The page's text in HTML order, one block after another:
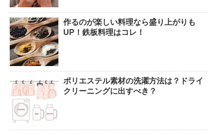
腹痛、しかも激痛・吐き気もあ
る。どんなことが考えられる？
癒しを与えてくれるメダカ。そ
の産卵時期はいつ？
作るのが楽しい料理なら盛り上がりも
UP！鉄板料理はコレ！
ポリエステル素材の洗濯方法は？ドライ
クリーニングに出すべき？